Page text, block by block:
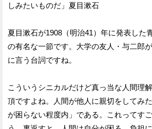
しみたいものだ」夏目漱石
夏目漱石が1908（明治41）年に発表した
の有名な一節です。大学の友人・与二郎
に言う台詞ですね。
こういうシニカルだけど真っ当な人間理
頂ですよね。人間が他人に親切をしてみ
が困らない程度内」である。これってす